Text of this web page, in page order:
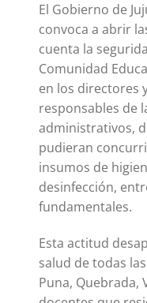
El Gobierno de
convoca a abrir
cuenta la
Comunidad
en los directores
responsables de
administrativos,
pudieran
insumos de
desinfección,
fundamentales.
Esta actitud
salud de todas
Puna, Quebrada,